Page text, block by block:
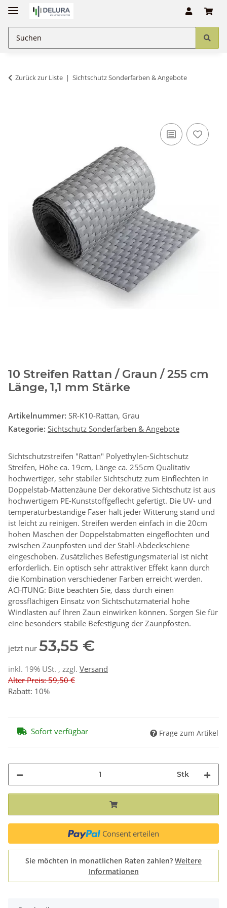
Zurück zur Liste Sichtschutz Sonderfarben & Angebote
10 Streifen Rattan / Graun / 255 cm
Länge, 1,1 mm Stärke
Artikelnummer: SR-K10-Rattan, Grau
Kategorie: Sichtschutz Sonderfarben & Angebote
Sichtschutzstreifen "Rattan" Polyethylen-Sichtschutz
Streifen, Höhe ca. 19cm, Länge ca. 255cm Qualitativ
hochwertiger, sehr stabiler Sichtschutz zum Einflechten in
Doppelstab-Mattenzäune Der dekorative Sichtschutz ist aus
hochwertigem PE-Kunststoffgeflecht gefertigt. Die UV- und
temperaturbeständige Faser hält jeder Witterung stand und
ist leicht zu reinigen. Streifen werden einfach in die 20cm
hohen Maschen der Doppelstabmatten eingeflochten und
zwischen Zaunpfosten und der Stahl-Abdeckschiene
eingeschoben. Zusätzliches Befestigungsmaterial ist nicht
erforderlich. Ein optisch sehr attraktiver Effekt kann durch
die Kombination verschiedener Farben erreicht werden.
ACHTUNG: Bitte beachten Sie, dass durch einen
grossflächigen Einsatz von Sichtschutzmaterial hohe
Windlasten auf Ihren Zaun einwirken können. Sorgen Sie für
eine besonders stabile Befestigung der Zaunpfosten.
jetzt nur 53,55 €
inkl. 19% USt. , zzgl. Versand
Alter Preis: 59,50 €
Rabatt: 10%
Sofort verfügbar Frage zum Artikel
Stk
Consent erteilen
Sie möchten in monatlichen Raten zahlen? Weitere
Informationen